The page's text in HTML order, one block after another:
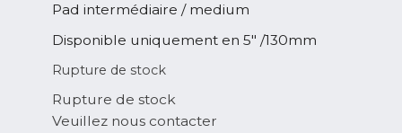
Pad intermédiaire / medium
Disponible uniquement en 5″ /130mm
Rupture de stock
Rupture de stock
Veuillez nous contacter